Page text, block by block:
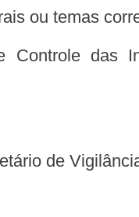
ou temas
de